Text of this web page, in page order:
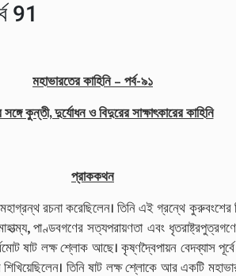
91
মহাভারতের কাহিনি – পর্ব-৯১
কুন্তী, দুর্যোধন ও বিদুরের সাক্ষাৎকারের কাহিনি
প্রাককথন
রচনা করেছিলেন। তিনি এই গ্রন্থে কুরুবংশের
পাণ্ডবগণের সত্যপরায়ণতা এবং
ষাট লক্ষ শ্লোক আছে। কৃষ্ণদ্বৈপায়ন বেদব্যাস
তিনি ষাট লক্ষ শ্লোকে আর একটি